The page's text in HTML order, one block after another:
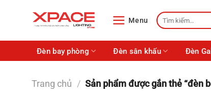
Menu
Tìm
kiếm:
Đèn bay phòng Đèn sân khấu Đèn
Trang chủ / Sản phẩm được gắn thẻ “đèn